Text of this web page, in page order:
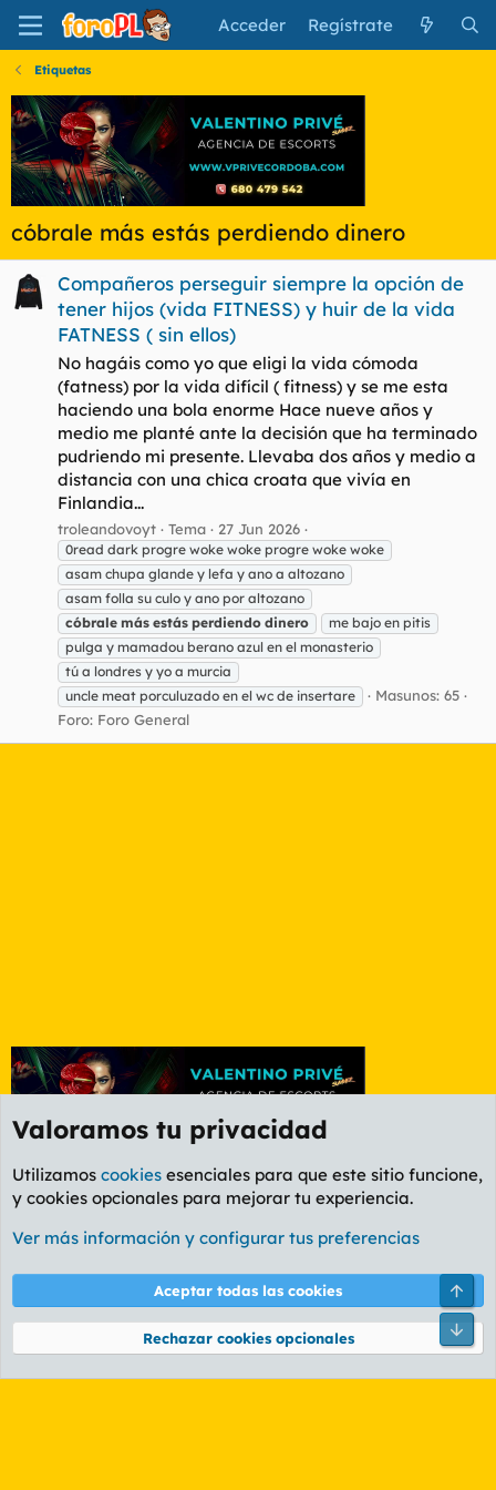
Acceder Regístrate
Etiquetas
cóbrale más estás perdiendo dinero
Compañeros perseguir siempre la opción de
tener hijos (vida FITNESS) y huir de la vida
FATNESS ( sin ellos)
No hagáis como yo que eligi la vida cómoda
(fatness) por la vida difícil ( fitness) y se me esta
haciendo una bola enorme Hace nueve años y
medio me planté ante la decisión que ha terminado
pudriendo mi presente. Llevaba dos años y medio a
distancia con una chica croata que vivía en
Finlandia...
troleandovoyt Tema 27 Jun 2026
0read dark progre woke woke progre woke woke
asam chupa glande y lefa y ano a altozano
asam folla su culo y ano por altozano
cóbrale más estás perdiendo dinero
me bajo en pitis
pulga y mamadou berano azul en el monasterio
tú a londres y yo a murcia
uncle meat porculuzado en el wc de insertare
Masunos: 65
Foro: Foro General
Etiquetas
Cookies
PL OLDSTYLE AMARILLO
Términos y reglas Política de privacidad Ayuda
Community platform by XenForo® © 2010-2026 XenForo Ltd.
Valoramos tu privacidad
Utilizamos cookies esenciales para que este sitio funcione,
y cookies opcionales para mejorar tu experiencia.
Ver más información y configurar tus preferencias
Aceptar todas las cookies
Rechazar cookies opcionales
Pie